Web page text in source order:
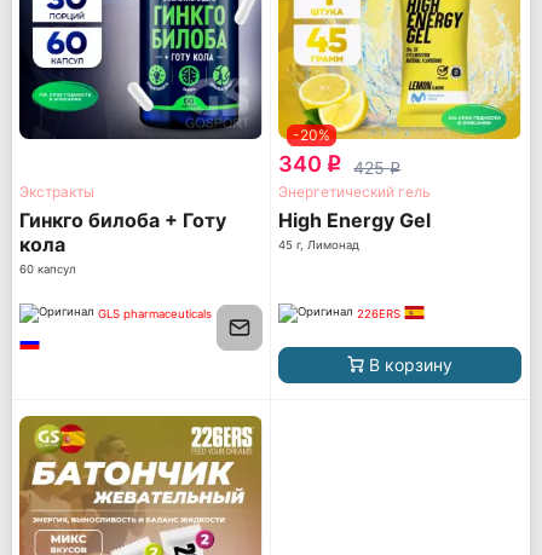
Экстракты
Гинкго билоба + Готу
кола
60 капсул
GLS pharmaceuticals
-20%
340 q 425q
Энергетический гель
High Energy Gel
45 г, Лимонад
226ERS
В корзину